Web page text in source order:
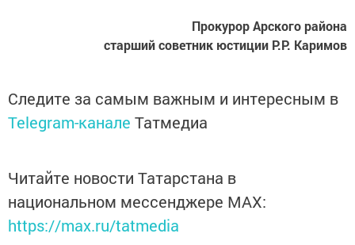
Прокурор Арского района
старший советник юстиции Р.Р. Каримов
Следите за самым важным и интересным в
Telegram-канале Татмедиа
Читайте новости Татарстана в
национальном мессенджере MАХ:
https://max.ru/tatmedia